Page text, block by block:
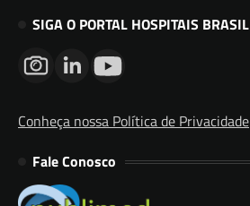
SIGA O PORTAL HOSPITAIS BRASIL
Conheça nossa Política de Privacidade
Fale Conosco